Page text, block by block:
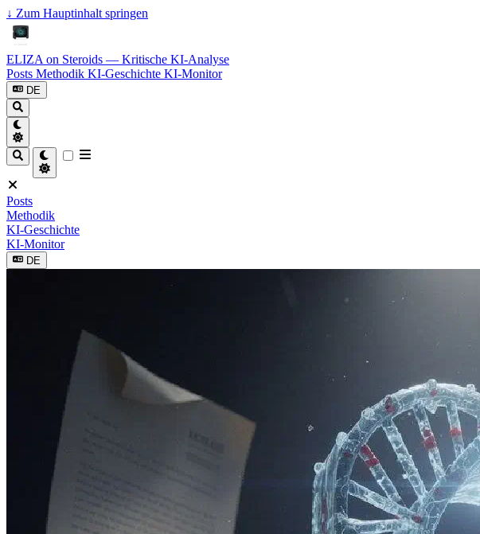
↓ Zum Hauptinhalt springen
ELIZA on Steroids — Kritische KI-Analyse
Posts Methodik KI-Geschichte KI-Monitor
DE
Posts
Methodik
KI-Geschichte
KI-Monitor
DE